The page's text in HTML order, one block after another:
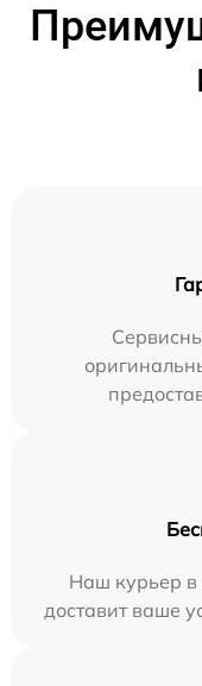
Наш курьер в
доставит ваше